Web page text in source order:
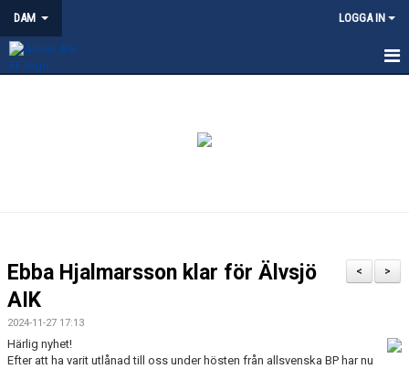
DAM LOGGA IN
MATCHER
>
<
Ebba Hjalmarsson klar för Älvsjö
AIK
2024-11-27 17:13
Härlig nyhet!
Efter att ha varit utlånad till oss under hösten från allsvenska BP har nu